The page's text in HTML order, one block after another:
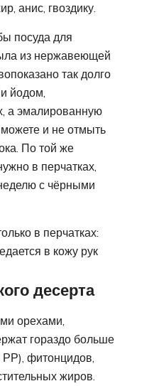
анис, гвоздику.
посуда для
из нержавеющей
так долго
йодом,
а эмалированную
и не отмыть
По той же
в перчатках,
с чёрными
в перчатках:
в кожу рук
десерта
орехами,
гораздо больше
фитонцидов,
жиров.